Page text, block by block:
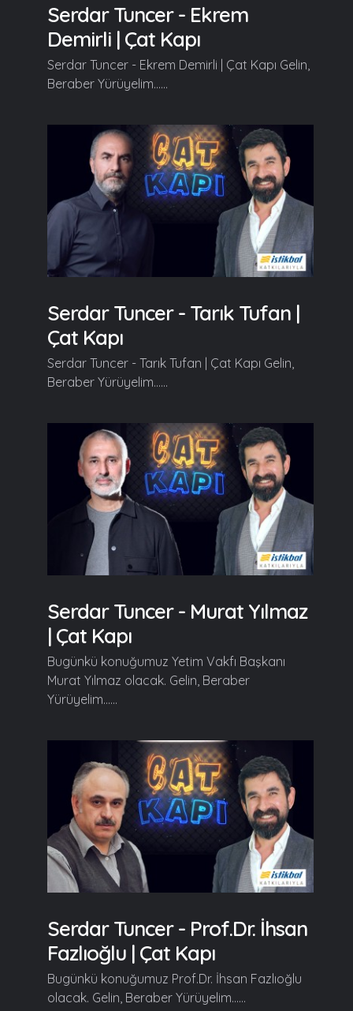
Serdar Tuncer - Ekrem
Demirli | Çat Kapı
Serdar Tuncer - Ekrem Demirli | Çat Kapı Gelin,
Beraber Yürüyelim......
Serdar Tuncer - Tarık Tufan |
Çat Kapı
Serdar Tuncer - Tarık Tufan | Çat Kapı Gelin,
Beraber Yürüyelim......
Serdar Tuncer - Murat Yılmaz
| Çat Kapı
Bugünkü konuğumuz Yetim Vakfı Başkanı
Murat Yılmaz olacak. Gelin, Beraber
Yürüyelim......
Serdar Tuncer - Prof.Dr. İhsan
Fazlıoğlu | Çat Kapı
Bugünkü konuğumuz Prof.Dr. İhsan Fazlıoğlu
olacak. Gelin, Beraber Yürüyelim......